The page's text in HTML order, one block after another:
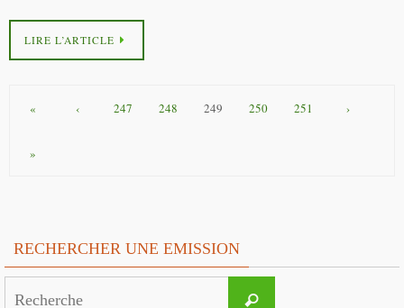
LIRE L’ARTICLE
« ‹ 247 248 249 250 251 ›
»
RECHERCHER UNE EMISSION
Recherche